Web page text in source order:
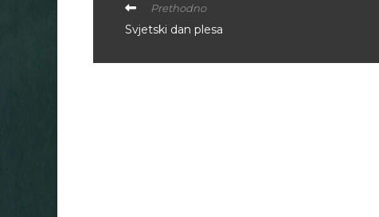
Prethodno
Svjetski dan plesa